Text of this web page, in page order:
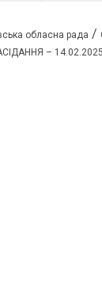
обласна рада /
– 14.02.2025